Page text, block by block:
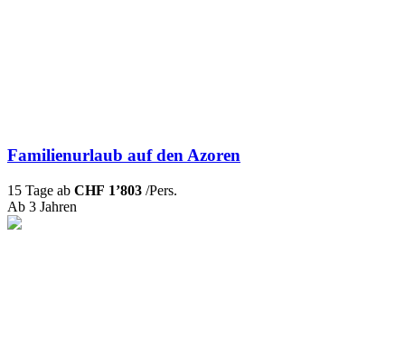
Familienurlaub auf den Azoren
15 Tage ab CHF 1’803 /Pers.
Ab 3 Jahren